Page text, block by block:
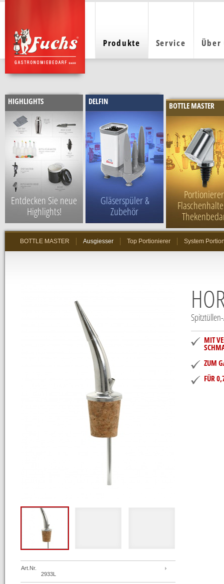
Produkte Service Über
HIGHLIGHTS
Entdecken Sie neue
Highlights!
DELFIN
Gläserspüler &
Zubehör
BOTTLE MASTER
BOTTLE MASTER Ausgiesser Top Portionierer System
Art.Nr.
2933L
MIT
ZUM
FÜR